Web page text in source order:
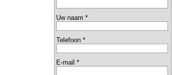
Uw naam *
Telefoon *
E-mail *